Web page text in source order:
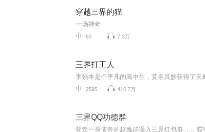
穿越三界的猫
一场神奇
63 7.3万
三界打工人
2595 416.7万
三界QQ功德群